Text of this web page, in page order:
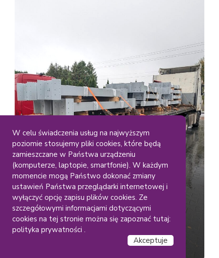
Duze Elementy
Gabaryty
Lakiernia Koczargi
Malowanie dużych
konstrukcji stalowych – RAL
(9006)
W celu świadczenia usług na najwyższym
poziomie stosujemy pliki cookies, które będą
zamieszczane w Państwa urządzeniu
(komputerze, laptopie, smartfonie). W każdym
momencie mogą Państwo dokonać zmiany
ustawień Państwa przeglądarki internetowej i
wyłączyć opcję zapisu plików cookies. Ze
szczegółowymi informacjami dotyczącymi
cookies na tej stronie można się zapoznać tutaj:
polityka prywatności .
Akceptuje